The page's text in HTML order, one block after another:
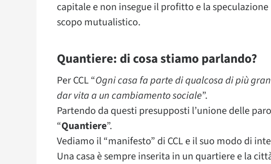
capitale e non insegue il profitto e la
scopo mutualistico.
Quantiere: di cosa stiamo parlando?
Per CCL “Ogni casa fa parte di qualcosa di più
dar vita a un cambiamento sociale”.
Partendo da questi presupposti l’unione delle
“Quantiere”.
Vediamo il “manifesto” di CCL e il suo modo di
Una casa è sempre inserita in un quartiere e la